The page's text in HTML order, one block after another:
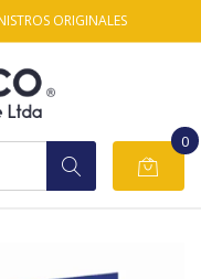
ORIGINALES
0